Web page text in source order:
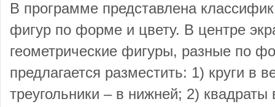
В программе представлена
фигур по форме и цвету. В центре
геометрические фигуры, разные по
предлагается разместить: 1) круги в
треугольники – в нижней; 2) квадраты